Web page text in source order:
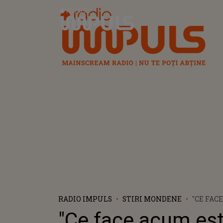
Radio Impuls
RADIO IMPULS STIRI MONDENE
"CE